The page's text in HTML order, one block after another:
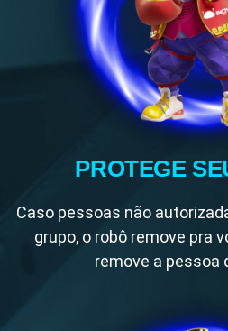
PROTEGE
Caso pessoas não
grupo, o robô remove pra
remove a pessoa